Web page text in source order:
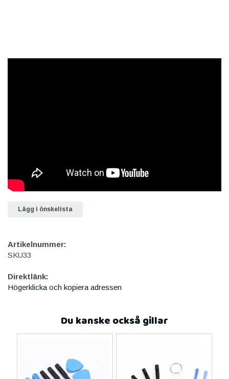
Lägg i önskelista
Artikelnummer:
SKU33
Direktlänk:
Högerklicka och kopiera adressen
Du kanske också gillar